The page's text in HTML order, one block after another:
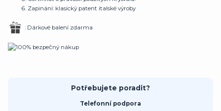
Zapinání: klasický patent italské výroby
: Dárkové balení zdarma
Potřebujete poradit?
Telefonní podpora